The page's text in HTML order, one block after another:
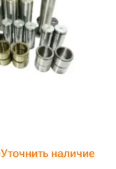
Уточнить наличие